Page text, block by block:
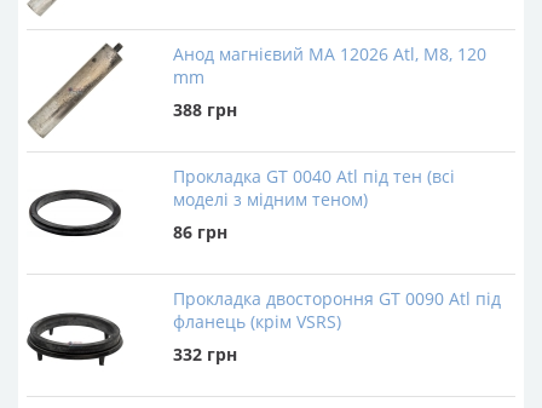
Анод магнієвий МА 12026 Atl, М8, 120
mm
388 грн
Прокладка GT 0040 Atl під тен (всі
моделі з мідним теном)
86 грн
Прокладка двостороння GT 0090 Atl під
фланець (крім VSRS)
332 грн